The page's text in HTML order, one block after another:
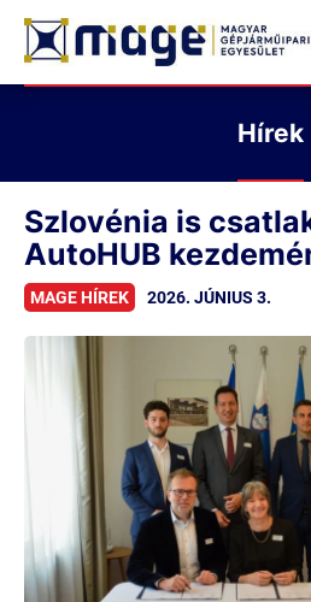
Hírek
Szlovénia is
AutoHUB
MAGE HÍREK 2026. JÚNIUS 3.